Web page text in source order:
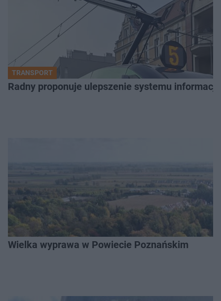
TRANSPORT
Radny proponuje ulepszenie systemu
Wielka wyprawa w Powiecie Poznańskim